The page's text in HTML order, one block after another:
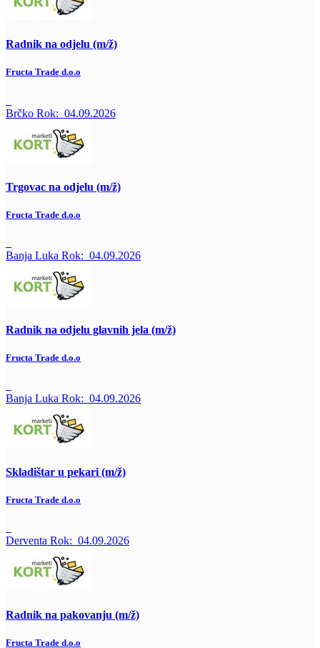
Radnik na odjelu (m/ž)
Fructa Trade d.o.o
Brčko Rok: 04.09.2026
Trgovac na odjelu (m/ž)
Fructa Trade d.o.o
Banja Luka Rok: 04.09.2026
Radnik na odjelu glavnih jela (m/ž)
Fructa Trade d.o.o
Banja Luka Rok: 04.09.2026
Skladištar u pekari (m/ž)
Fructa Trade d.o.o
Derventa Rok: 04.09.2026
Radnik na pakovanju (m/ž)
Fructa Trade d.o.o